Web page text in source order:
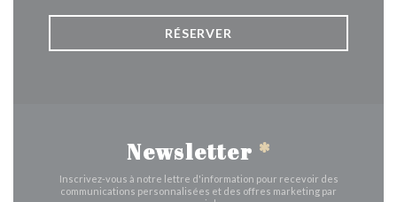
RÉSERVER
Newsletter *
Inscrivez-vous à notre lettre d'information pour recevoir des
communications personnalisées et des offres marketing par